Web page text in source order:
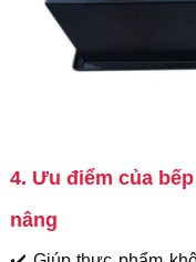
4. Ưu điểm của
nâng